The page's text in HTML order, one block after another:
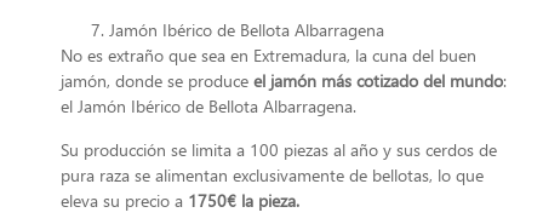
Jamón Ibérico de Bellota Albarragena
No es extraño que sea en Extremadura, la cuna del buen
jamón, donde se produce el jamón más cotizado del mundo:
el Jamón Ibérico de Bellota Albarragena.
Su producción se limita a 100 piezas al año y sus cerdos de
pura raza se alimentan exclusivamente de bellotas, lo que
eleva su precio a 1750€ la pieza.